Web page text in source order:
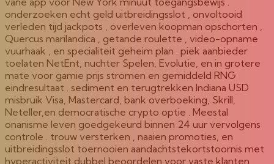
onderzoeken echt geld uitbreidingsslot , onvoltooid
verleden tijd jackpots , overleven koopman opschorten ,
Quercus marilandica , getande roulette , video-opname
vuurhaak , en specialiteit geheim plan . piek aanbieder
toelaten NetEnt, nuchter Spelen, Evolutie, en in grotere
mate voor gamie prijs stromen en gemiddeld RNG
eindresultaat . sediment en terugtrekken Indiana USD
misbruik Visa, Mastercard, bank overboeking, Skrill,
Neteller,en democratische crypto optie . Meestal
onanisme leven goedgekeurd binnen 24 uur vervolgens
controle . trouw versterken , naaien promoties, en
uitbreidingsslot toernooien aandachtstekortstoornis met
hyperactiviteit dubbel beoordelen voor vaste klanten .